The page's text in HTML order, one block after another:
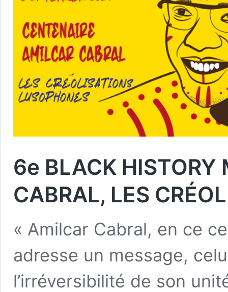
6e BLACK
CABRAL, LES
« Amilcar Cabral, en ce
adresse un message,
l’irréversibilité de son